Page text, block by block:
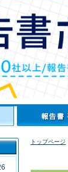
トップページ